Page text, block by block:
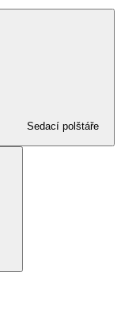
Sedací polštáře